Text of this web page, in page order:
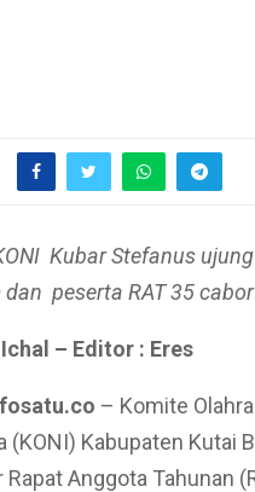
Kubar Stefanus
peserta RAT 35 cabor
– Editor : Eres
– Komite
(KONI) Kabupaten Kutai
Anggota Tahunan